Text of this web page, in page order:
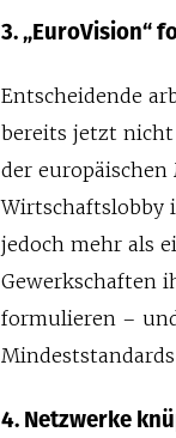
3. „EuroVision“
Entscheidende
bereits jetzt
der
Wirtschaftslobby
jedoch mehr als
Gewerkschaften
formulieren –
4. Netzwerke